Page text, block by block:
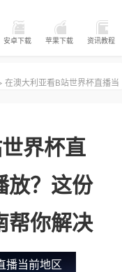
安卓下载 苹果下载 资讯教程
在澳大利亚看B站世界杯直播当
界杯直
放？这份
帮你解决
播当前地区